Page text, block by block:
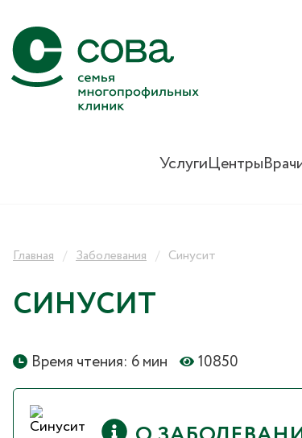
УслугиЦентры
Главная Заболевания Синусит
СИНУСИТ
Время чтения: 6 мин 10850